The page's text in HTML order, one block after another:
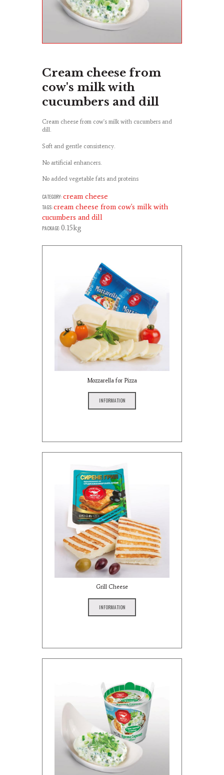
Cream cheese from
cow's milk with
cucumbers and dill
Cream cheese from cow's milk with cucumbers and
dill.
Soft and gentle consistency.
No artificial enhancers.
No added vegetable fats and proteins
CATEGORY:cream cheese
TAGS:cream cheese from cow's milk with
cucumbers and dill
PACKAGE:0.15kg
Mozzarella for Pizza
INFORMATION
Grill Cheese
INFORMATION